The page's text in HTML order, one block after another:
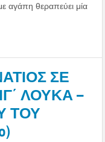
αγάπη θεραπεύει μία
ΣΕ
ΛΟΥΚΑ –
ΤΟΥ